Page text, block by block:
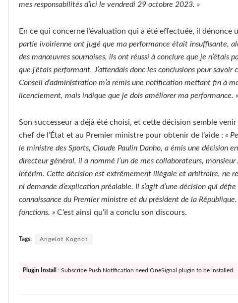
mes responsabilités d’ici le vendredi 29 octobre 2023. »
En ce qui concerne l’évaluation qui a été effectuée, il
partie ivoirienne ont jugé que ma performance était insuffisante,
des manœuvres sournoises, ils ont réussi à conclure que je n’étais
que j’étais performant. J’attendais donc les conclusions pour
Conseil d’administration m’a remis une notification mettant fin à
licenciement, mais indique que je dois améliorer ma performance. »
Son successeur a déjà été choisi, et cette décision semble
chef de l’État et au Premier ministre pour obtenir de l’aide : «
le ministre des Sports, Claude Paulin Danho, a émis une décision
directeur général, il a nommé l’un de mes collaborateurs,
intérim. Cette décision est extrêmement illégale et arbitraire, ne
ni demande d’explication préalable. Il s’agit d’une décision qui
connaissance du Premier ministre et du président de la
fonctions. » C’est ainsi qu’il a conclu son discours.
Tags: Angelot Kognot
Plugin Install : Subscribe Push Notification need OneSignal plugin to be installed.